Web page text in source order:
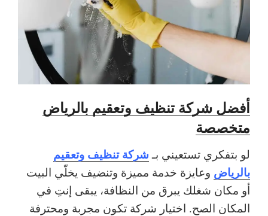
أفضل شركة تنظيف وتعقيم بالرياض
متخصصة
لو بتفكري تستعيني بـ شركة تنظيف وتعقيم
بالرياض وعايزة خدمة مميزة وتنضيف يخلّي البيت
أو مكان شغلك يبرق من النظافة، يبقى إنتِ في
المكان الصح. اختيار شركة تكون مجربة ومحترفة